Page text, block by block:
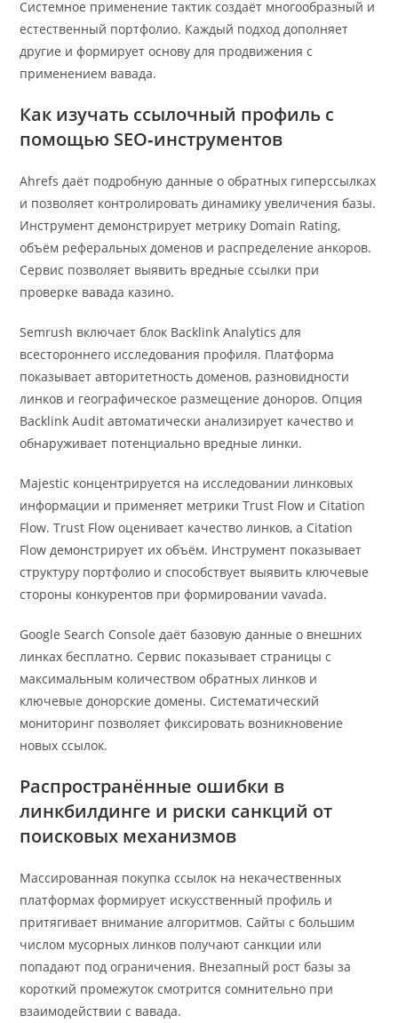
Системное применение тактик создаёт многообразный и
естественный портфолио. Каждый подход дополняет
другие и формирует основу для продвижения с
применением вавада.
Как изучать ссылочный профиль с
помощью SEO‑инструментов
Ahrefs даёт подробную данные о обратных гиперссылках
и позволяет контролировать динамику увеличения базы.
Инструмент демонстрирует метрику Domain Rating,
объём реферальных доменов и распределение анкоров.
Сервис позволяет выявить вредные ссылки при
проверке вавада казино.
Semrush включает блок Backlink Analytics для
всестороннего исследования профиля. Платформа
показывает авторитетность доменов, разновидности
линков и географическое размещение доноров. Опция
Backlink Audit автоматически анализирует качество и
обнаруживает потенциально вредные линки.
Majestic концентрируется на исследовании линковых
информации и применяет метрики Trust Flow и Citation
Flow. Trust Flow оценивает качество линков, а Citation
Flow демонстрирует их объём. Инструмент показывает
структуру портфолио и способствует выявить ключевые
стороны конкурентов при формировании vavada.
Google Search Console даёт базовую данные о внешних
линках бесплатно. Сервис показывает страницы с
максимальным количеством обратных линков и
ключевые донорские домены. Систематический
мониторинг позволяет фиксировать возникновение
новых ссылок.
Распространённые ошибки в
линкбилдинге и риски санкций от
поисковых механизмов
Массированная покупка ссылок на некачественных
платформах формирует искусственный профиль и
притягивает внимание алгоритмов. Сайты с большим
числом мусорных линков получают санкции или
попадают под ограничения. Внезапный рост базы за
короткий промежуток смотрится сомнительно при
взаимодействии с вавада.